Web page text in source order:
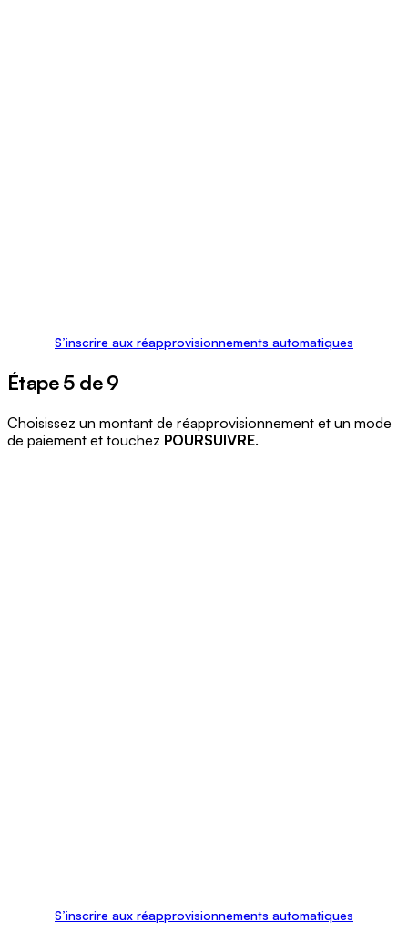
S’inscrire aux réapprovisionnements automatiques
Étape 5 de 9
Choisissez un montant de réapprovisionnement et un mode
de paiement et touchez POURSUIVRE.
S’inscrire aux réapprovisionnements automatiques